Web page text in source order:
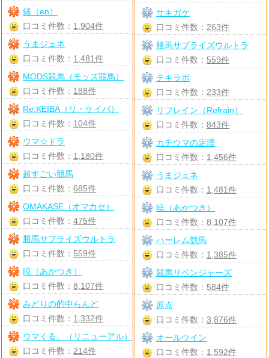
縁（en）
口コミ件数： 1,904件
うまジェネ
口コミ件数： 1,481件
MODS競馬（モッズ競馬）
口コミ件数： 188件
Re:KEIBA（リ・ケイバ）
口コミ件数： 104件
ウマ☆ドラ
口コミ件数： 1,180件
超すごい競馬
口コミ件数：685件
OMAKASE（オマカセ）
口コミ件数：475件
勝馬サプライズウルトラ
口コミ件数： 559件
暁（あかつき）
口コミ件数：8,107件
みどりの的中らんど
口コミ件数： 1,332件
ウマくる。（リニューアル）
口コミ件数： 214件
サキガケ
口コミ件数： 263件
勝馬サプライズウルトラ
口コミ件数： 559件
テキラボ
口コミ件数： 233件
リフレイン（Refrain）
口コミ件数： 843件
カチウマの定理
口コミ件数： 1,456件
うまジェネ
口コミ件数： 1,481件
暁（あかつき）
口コミ件数： 8,107件
ハーレム競馬
口コミ件数： 1,385件
競馬リベンジャーズ
口コミ件数： 584件
原点
口コミ件数： 3,876件
オールウイン
口コミ件数： 1,592件